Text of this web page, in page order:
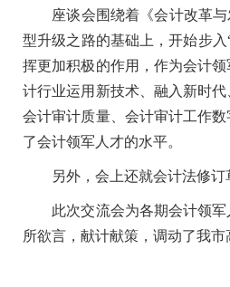
座谈会围绕着《会计改革与
型升级之路的基础上，开始步
挥更加积极的作用，作为会计
计行业运用新技术、融入新时
会计审计质量、会计审计工作
了会计领军人才的水平。
另外，会上还就会计法修订
此次交流会为各期会计领军
所欲言，献计献策，调动了我